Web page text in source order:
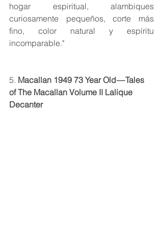
hogar espiritual, alambiques
curiosamente pequeños, corte más
fino, color natural y espíritu
incomparable."
5. Macallan 1949 73 Year Old — Tales
of The Macallan Volume II Lalique
Decanter